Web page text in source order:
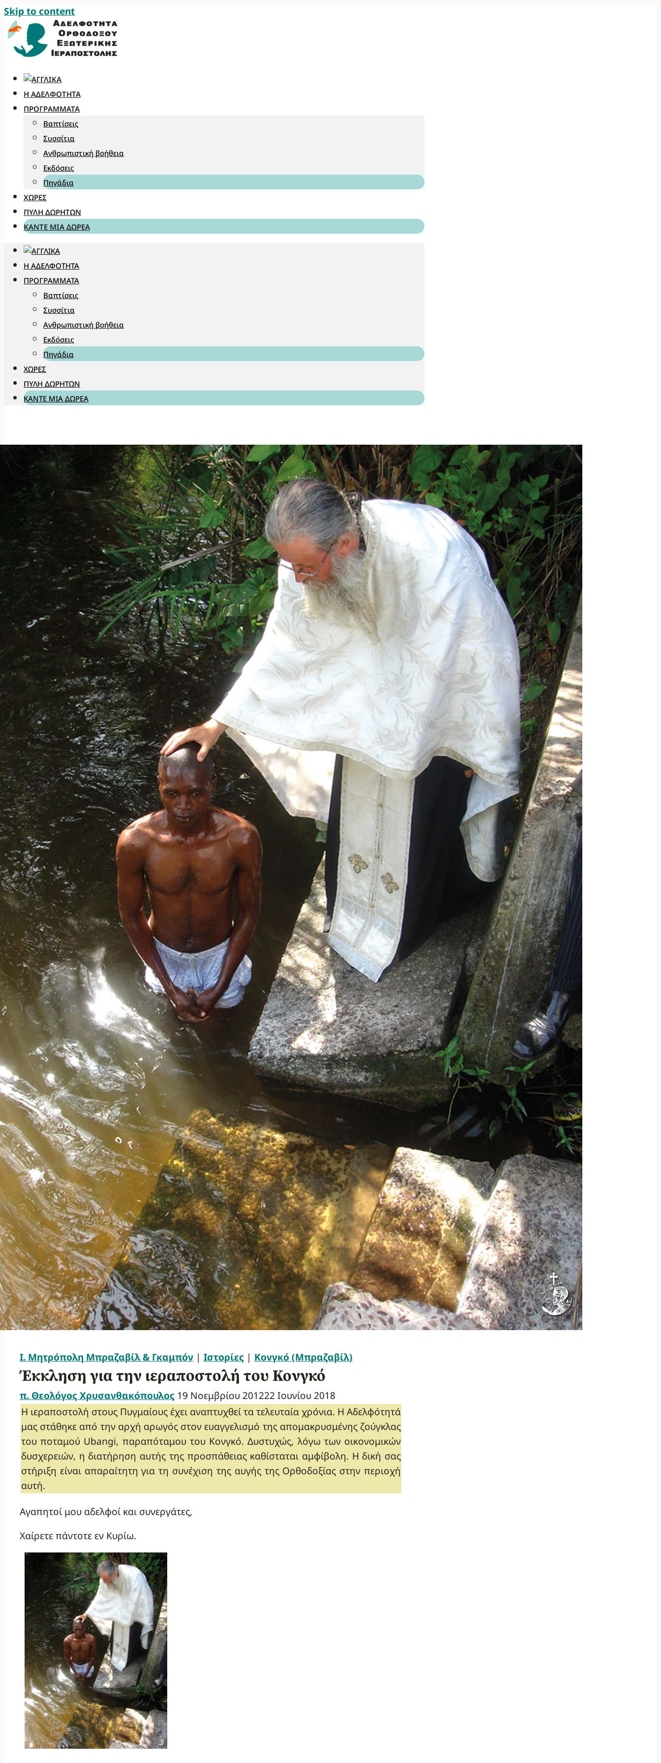
Skip to content
Η ΑΔΕΛΦΌΤΗΤΑ
ΠΡΟΓΡΆΜΜΑΤΑ
Βαπτίσεις
Συσσίτια
Ανθρωπιστική βοήθεια
Εκδόσεις
Πηγάδια
ΧΏΡΕΣ
ΠΎΛΗ ΔΩΡΗΤΏΝ
ΚΆΝΤΕ ΜΊΑ ΔΩΡΕΆ
Η ΑΔΕΛΦΌΤΗΤΑ
ΠΡΟΓΡΆΜΜΑΤΑ
Βαπτίσεις
Συσσίτια
Ανθρωπιστική βοήθεια
Εκδόσεις
Πηγάδια
ΧΏΡΕΣ
ΠΎΛΗ ΔΩΡΗΤΏΝ
ΚΆΝΤΕ ΜΊΑ ΔΩΡΕΆ
Ι. Μητρόπολη Μπραζαβίλ & Γκαμπόν | Ιστορίες | Κονγκό (Μπραζαβίλ)
Έκκληση για την ιεραποστολή του Κονγκό
π. Θεολόγος Χρυσανθακόπουλος 19 Νοεμβρίου 201222 Ιουνίου 2018
Η ιεραποστολή στους Πυγμαίους έχει αναπτυχθεί τα τελευταία χρόνια. Η Αδελφότητά
μας στάθηκε από την αρχή αρωγός στον ευαγγελισμό της απομακρυσμένης ζούγκλας
του ποταμού Ubangi, παραπόταμου του Κονγκό. Δυστυχώς, λόγω των οικονομικών
δυσχερειών, η διατήρηση αυτής της προσπάθειας καθίσταται αμφίβολη. Η δική σας
στήριξη είναι απαραίτητη για τη συνέχιση της αυγής της Ορθοδοξίας στην περιοχή
αυτή.
Αγαπητοί μου αδελφοί και συνεργάτες,
Χαίρετε πάντοτε εν Κυρίω.